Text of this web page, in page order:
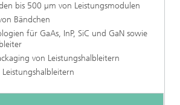
bis 500 µm von Leistungsmodulen
Bändchen
für GaAs, InP, SiC und GaN sowie
von Leistungshalbleitern